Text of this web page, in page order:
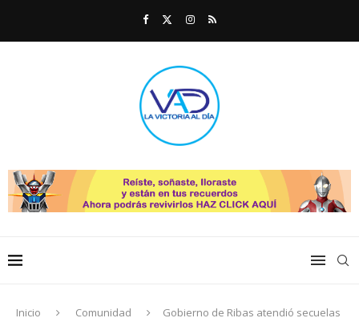
Inicio Comunidad
Gobierno de Ribas atendió secuelas